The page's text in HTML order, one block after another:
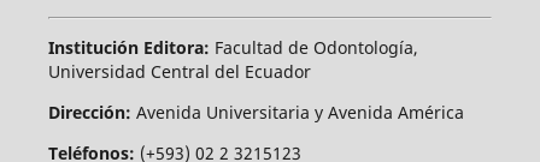
Institución Editora: Facultad de Odontología,
Universidad Central del Ecuador
Dirección: Avenida Universitaria y Avenida América
Teléfonos: (+593) 02 2 3215123